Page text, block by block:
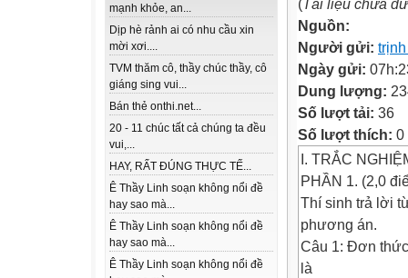
mạnh khỏe, an...
Dịp hè rảnh ai có nhu cầu xin
mời xơi....
TVM thăm cô, thầy chúc thầy, cô
giáng sing vui...
Bán thẻ onthi.net...
20 - 11 chúc tất cả chúng ta đều
vui,...
HAY, RẤT ĐÚNG THỰC TẾ...
Ê Thầy Linh soạn không nổi đề
hay sao mà...
Ê Thầy Linh soạn không nổi đề
hay sao mà...
Ê Thầy Linh soạn không nổi đề
(Tài liệu chưa
Nguồn:
Người gửi:
Ngày gửi:
Dung lượng:
Số lượt tải: 36
Số lượt thích: 0
I. TRẮC
PHẦN 1. (2,0
Thí sinh trả lời
phương án.
Câu 1: Đơn
là